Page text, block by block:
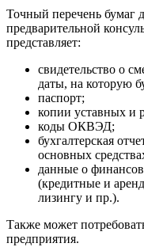
Точный перечень бумаг
предварительной
представляет:
свидетельство о
даты, на которую
паспорт;
копии уставных и
коды ОКВЭД;
бухгалтерская
основных
данные о
(кредитные и
лизингу и пр.).
Также может
предприятия.
Гулькевичи
Гусев
Дедовск
Дербент
Джанкой
Дзержинск
Дзержинский
Димитровград
Дмитров
Долгопрудный
Домодедово
Донецк